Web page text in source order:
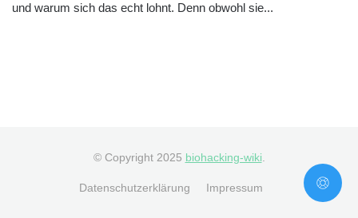
und warum sich das echt lohnt. Denn obwohl sie...
© Copyright 2025 biohacking-wiki
Datenschutzerklärung Impressum